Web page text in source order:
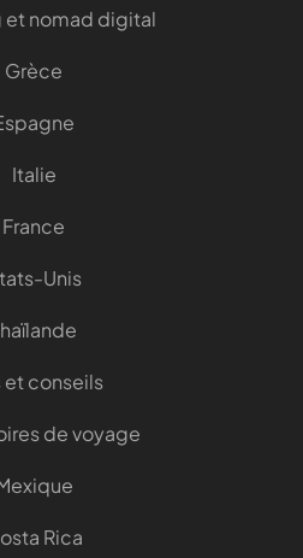
et nomad digital
Grèce
Italie
France
Unis
et conseils
de voyage
Rica